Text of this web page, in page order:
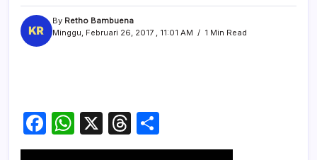
By Retho Bambuena
Minggu, Februari 26, 2017 , 11:01 AM
1 Min Read
F
a
W
h
X
T
hr h